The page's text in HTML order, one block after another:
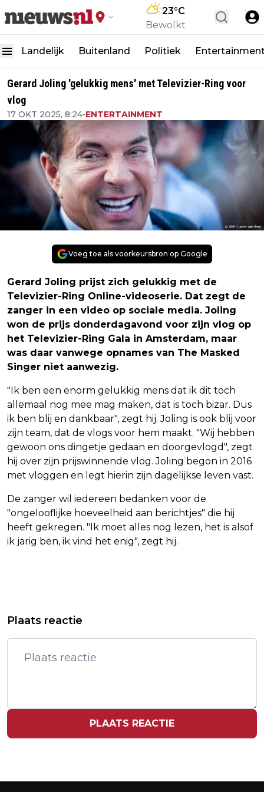
23°C
Bewolkt
Landelijk Buitenland Politiek
Gerard Joling 'gelukkig mens' met Televizier-Ring voor
vlog
17 OKT 2025, 8:24•ENTERTAINMENT
Voeg toe als voorkeursbron op Google
Gerard Joling prijst zich gelukkig met de
Televizier-Ring Online-videoserie. Dat zegt de
zanger in een video op sociale media. Joling
won de prijs donderdagavond voor zijn vlog op
het Televizier-Ring Gala in Amsterdam, maar
was daar vanwege opnames van The Masked
Singer niet aanwezig.
"Ik ben een enorm gelukkig mens dat ik dit toch
allemaal nog mee mag maken, dat is toch bizar. Dus
ik ben blij en dankbaar", zegt hij. Joling is ook blij voor
zijn team, dat de vlogs voor hem maakt. "Wij hebben
gewoon ons dingetje gedaan en doorgevlogd", zegt
hij over zijn prijswinnende vlog. Joling begon in 2016
met vloggen en legt hierin zijn dagelijkse leven vast.
De zanger wil iedereen bedanken voor de
"ongelooflijke hoeveelheid aan berichtjes" die hij
heeft gekregen. "Ik moet alles nog lezen, het is alsof
ik jarig ben, ik vind het enig", zegt hij.
(101) OVERLEDEN
10 MILJOEN HOMMELS DREIGEN UIT
NEDERLAND TE VERDWIJNEN
Plaats reactie
PLAATS REACTIE